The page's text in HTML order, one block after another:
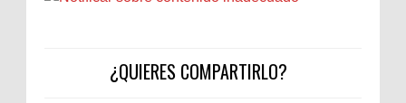
¿QUIERES COMPARTIRLO?